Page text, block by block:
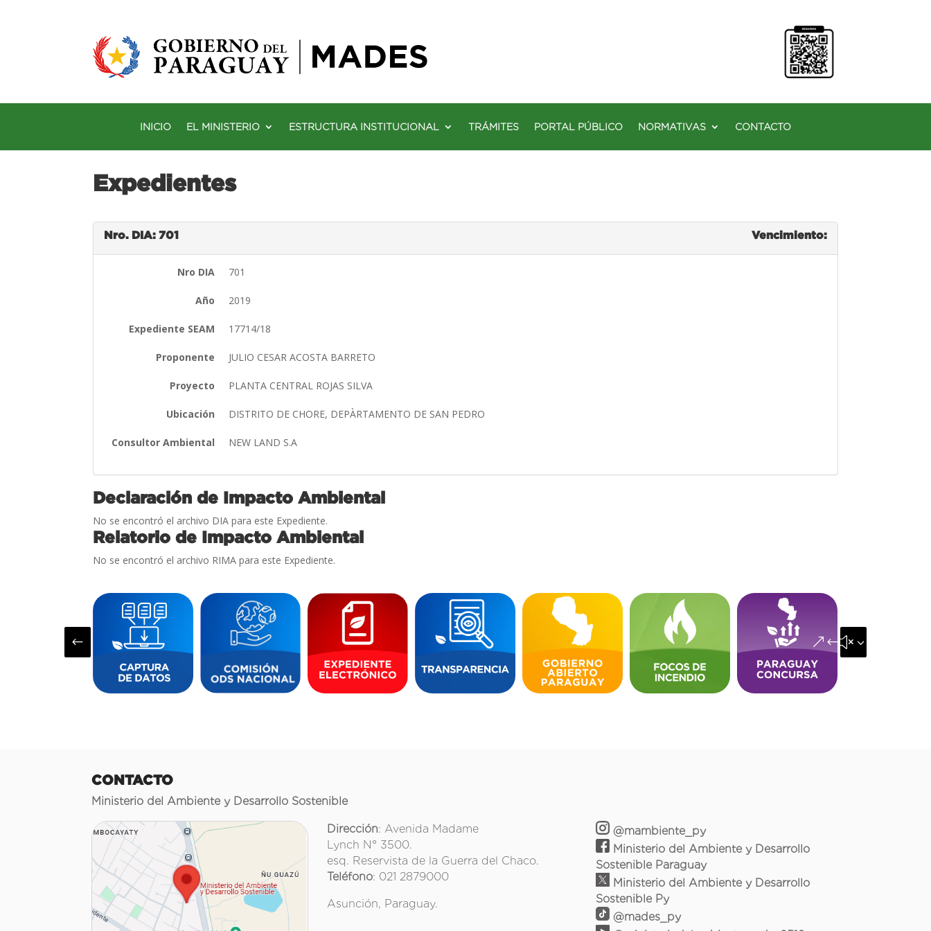
INICIO EL MINISTERIO ESTRUCTURA INSTITUCIONAL TRÁMITES PORTAL PÚBLICO NORMATIVAS CONTACTO
Expedientes
Nro. DIA: 701 Vencimiento:
Nro DIA 701
Año 2019
Expediente SEAM 17714/18
Proponente JULIO CESAR ACOSTA BARRETO
Proyecto PLANTA CENTRAL ROJAS SILVA
Ubicación DISTRITO DE CHORE, DEPÀRTAMENTO DE SAN PEDRO
Consultor Ambiental NEW LAND S.A
Declaración de Impacto Ambiental
No se encontró el archivo DIA para este Expediente.
Relatorio de Impacto Ambiental
No se encontró el archivo RIMA para este Expediente.
# &#x35;
CONTACTO
Ministerio del Ambiente y Desarrollo Sostenible
Dirección: Avenida Madame
Lynch N° 3500.
esq. Reservista de la Guerra del Chaco.
Teléfono: 021 2879000
Asunción, Paraguay.
@mambiente_py
Ministerio del Ambiente y Desarrollo
Sostenible Paraguay
Ministerio del Ambiente y Desarrollo
Sostenible Py
@mades_py